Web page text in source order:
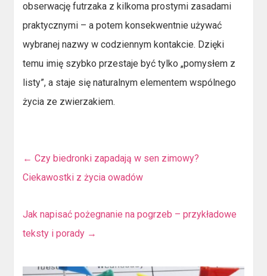
obserwację futrzaka z kilkoma prostymi zasadami
praktycznymi – a potem konsekwentnie używać
wybranej nazwy w codziennym kontakcie. Dzięki
temu imię szybko przestaje być tylko „pomysłem z
listy”, a staje się naturalnym elementem wspólnego
życia ze zwierzakiem.
← Czy biedronki zapadają w sen zimowy?
Ciekawostki z życia owadów
Jak napisać pożegnanie na pogrzeb – przykładowe
teksty i porady →